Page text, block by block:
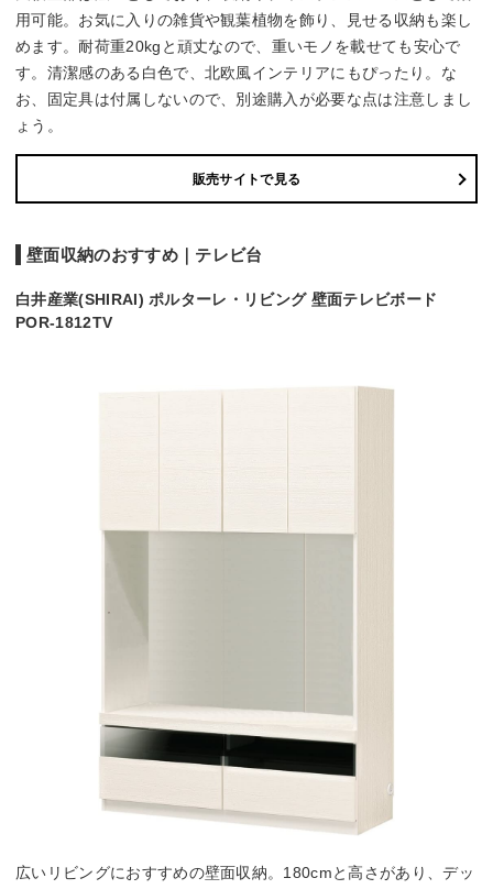
用可能。お気に入りの雑貨や観葉植物を飾り、見せる収納も楽し
めます。耐荷重20kgと頑丈なので、重いモノを載せても安心で
す。清潔感のある白色で、北欧風インテリアにもぴったり。な
お、固定具は付属しないので、別途購入が必要な点は注意しまし
ょう。
販売サイトで見る
壁面収納のおすすめ｜テレビ台
白井産業(SHIRAI) ポルターレ・リビング 壁面テレビボード
POR-1812TV
広いリビングにおすすめの壁面収納。180cmと高さがあり、デッ